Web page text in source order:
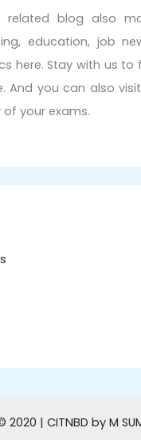
blog also
education, job
here. Stay with us to
And you can also
your exams.
| CITNBD by M